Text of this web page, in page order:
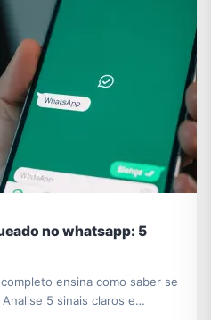
no whatsapp: 5
ensina como saber se
5 sinais claros e